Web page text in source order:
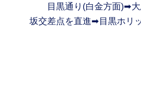
目黒通り(白金方面)➡大
坂交差点を直進➡目黒ホリ